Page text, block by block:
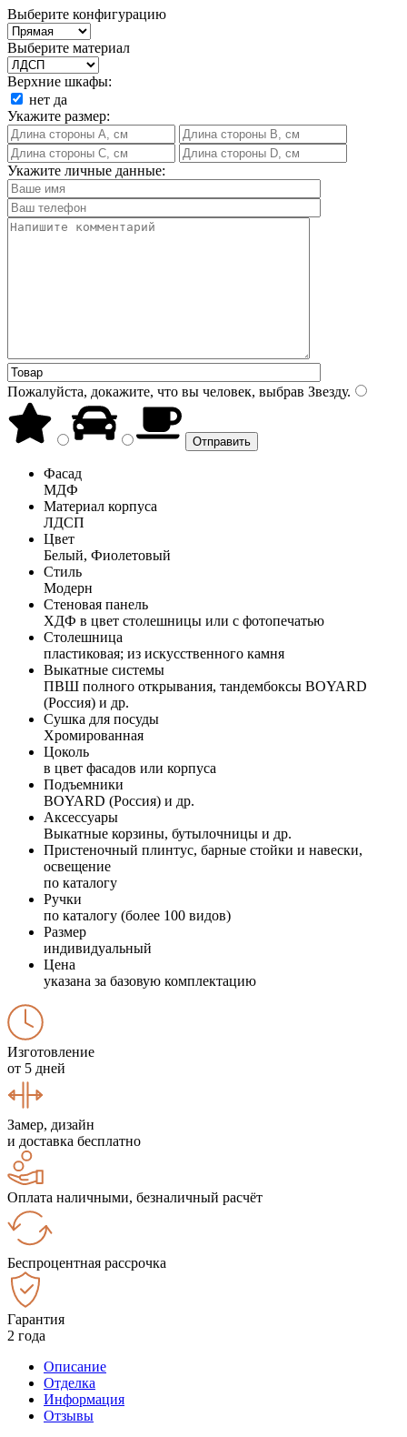
Выберите конфигурацию
Выберите материал
Верхние шкафы:
нет да
Укажите размер:
Укажите личные данные:
Пожалуйста, докажите, что вы человек, выбрав Звезду.
Фасад
МДФ
Материал корпуса
ЛДСП
Цвет
Белый, Фиолетовый
Стиль
Модерн
Стеновая панель
ХДФ в цвет столешницы или с фотопечатью
Столешница
пластиковая; из искусственного камня
Выкатные системы
ПВШ полного открывания, тандембоксы BOYARD
(Россия) и др.
Сушка для посуды
Хромированная
Цоколь
в цвет фасадов или корпуса
Подъемники
BOYARD (Россия) и др.
Аксессуары
Выкатные корзины, бутылочницы и др.
Пристеночный плинтус, барные стойки и навески,
освещение
по каталогу
Ручки
по каталогу (более 100 видов)
Размер
индивидуальный
Цена
указана за базовую комплектацию
Изготовление
от 5 дней
Замер, дизайн
и доставка бесплатно
Оплата наличными, безналичный расчёт
Беспроцентная рассрочка
Гарантия
2 года
Описание
Отделка
Информация
Отзывы